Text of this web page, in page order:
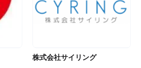
株式会社サイリング